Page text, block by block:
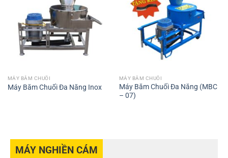
MÁY BĂM CHUỐI
Máy Băm Chuối Đa Năng Inox
MÁY BĂM CHUỐI
Máy Băm Chuối Đa Năng (MBC
– 07)
MÁY NGHIỀN CÁM